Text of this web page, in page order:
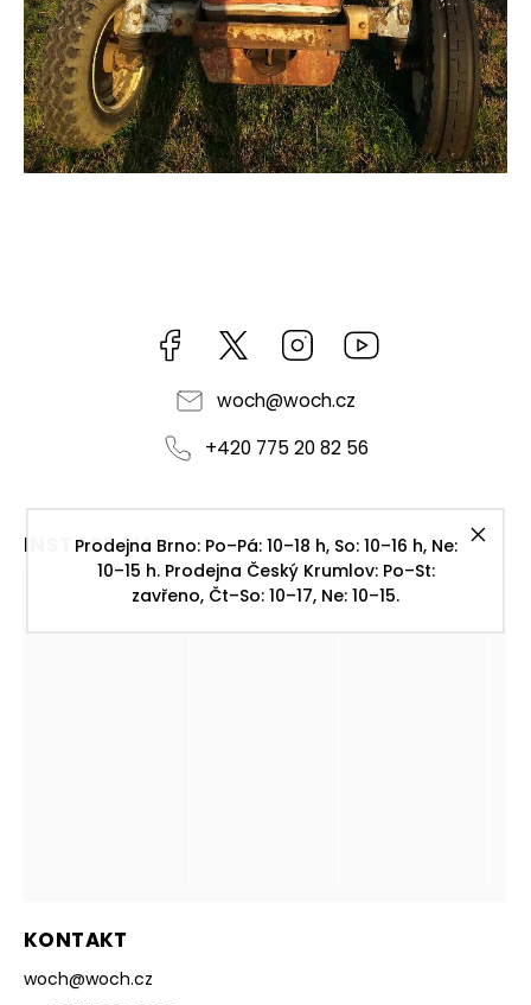
Prodejna Brno: Po–Pá: 10–18 h, So: 10–16 h, Ne:
10–15 h. Prodejna Český Krumlov: Po–St:
zavřeno, Čt–So: 10–17, Ne: 10–15.
Facebook https://twitter.com/worldofchilli
Instagram
woch@woch.cz
+420 775 20 82 56
KONTAKT
woch@woch.cz
INSTAGRAM